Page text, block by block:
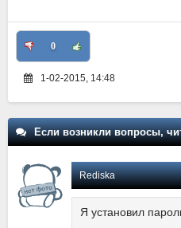
0
1-02-2015, 14:48
Если возникли вопросы,
Rediska
Я установил